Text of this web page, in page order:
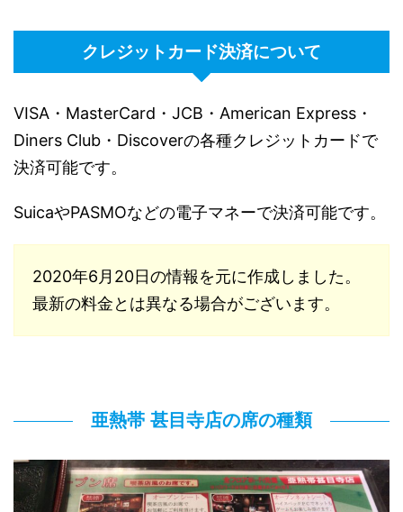
クレジットカード決済について
VISA・MasterCard・JCB・American Express・
Diners Club・Discoverの各種クレジットカードで
決済可能です。
SuicaやPASMOなどの電子マネーで決済可能です。
2020年6月20日の情報を元に作成しました。
最新の料金とは異なる場合がございます。
亜熱帯 甚目寺店の席の種類